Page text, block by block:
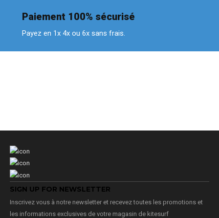
Paiement 100% sécurisé
Payez en 1x 4x ou 6x sans frais.
SIGN UP FOR NEWSLETTER
Inscrivez vous à notre newsletter et recevez toutes les promotions et
les informations exclusives de votre magasin de kitesurf